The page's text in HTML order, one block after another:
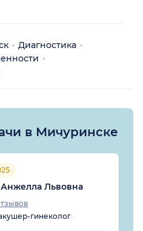
Диагностика
в Мичуринске
Львовна
гинеколог